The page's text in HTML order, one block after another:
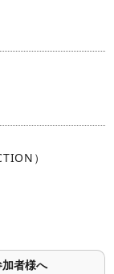
）
加者様へ